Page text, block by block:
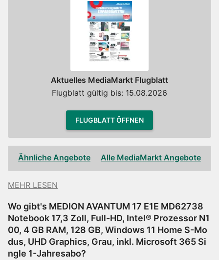
Aktuelles MediaMarkt Flugblatt
Flugblatt gültig bis: 15.08.2026
FLUGBLATT ÖFFNEN
Ähnliche Angebote Alle MediaMarkt Angebote
MEHR LESEN
Wo gibt's MEDION AVANTUM 17 E1E MD62738
Notebook 17,3 Zoll, Full-HD, Intel® Prozessor N1
00, 4 GB RAM, 128 GB, Windows 11 Home S-Mo
dus, UHD Graphics, Grau, inkl. Microsoft 365 Si
ngle 1-Jahresabo?